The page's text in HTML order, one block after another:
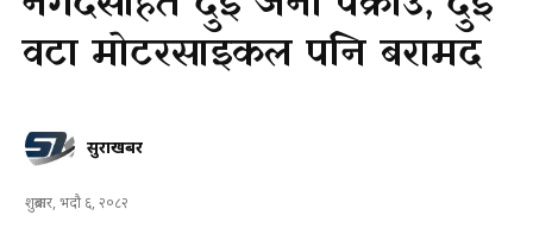
वटा मोटरसाइकल पनि बरामद
सुरक्षाखबर
शुक्रबार, भदौ ६, २०८२